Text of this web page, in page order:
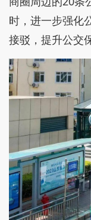
时，进一步强化
接驳，提升公交